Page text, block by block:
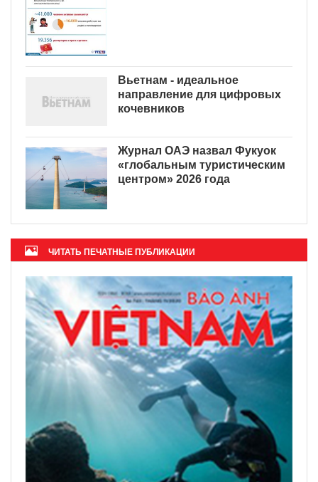
Вьетнам - идеальное
направление для цифровых
кочевников
Журнал ОАЭ назвал Фукуок
«глобальным туристическим
центром» 2026 года
ЧИТАТЬ ПЕЧАТНЫЕ ПУБЛИКАЦИИ